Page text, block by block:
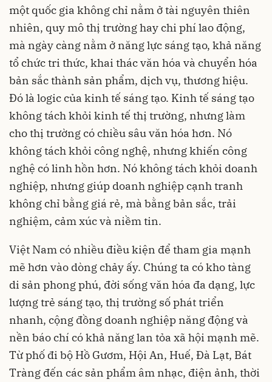
một quốc gia không chỉ nằm ở tài nguyên thiên
nhiên, quy mô thị trường hay chi phí lao động,
mà ngày càng nằm ở năng lực sáng tạo, khả năng
tổ chức tri thức, khai thác văn hóa và chuyển hóa
bản sắc thành sản phẩm, dịch vụ, thương hiệu.
Đó là logic của kinh tế sáng tạo. Kinh tế sáng tạo
không tách khỏi kinh tế thị trường, nhưng làm
cho thị trường có chiều sâu văn hóa hơn. Nó
không tách khỏi công nghệ, nhưng khiến công
nghệ có linh hồn hơn. Nó không tách khỏi doanh
nghiệp, nhưng giúp doanh nghiệp cạnh tranh
không chỉ bằng giá rẻ, mà bằng bản sắc, trải
nghiệm, cảm xúc và niềm tin.
Việt Nam có nhiều điều kiện để tham gia mạnh
mẽ hơn vào dòng chảy ấy. Chúng ta có kho tàng
di sản phong phú, đời sống văn hóa đa dạng, lực
lượng trẻ sáng tạo, thị trường số phát triển
nhanh, cộng đồng doanh nghiệp năng động và
nền báo chí có khả năng lan tỏa xã hội mạnh mẽ.
Từ phố đi bộ Hồ Gươm, Hội An, Huế, Đà Lạt, Bát
Tràng đến các sản phẩm âm nhạc, điện ảnh, thời